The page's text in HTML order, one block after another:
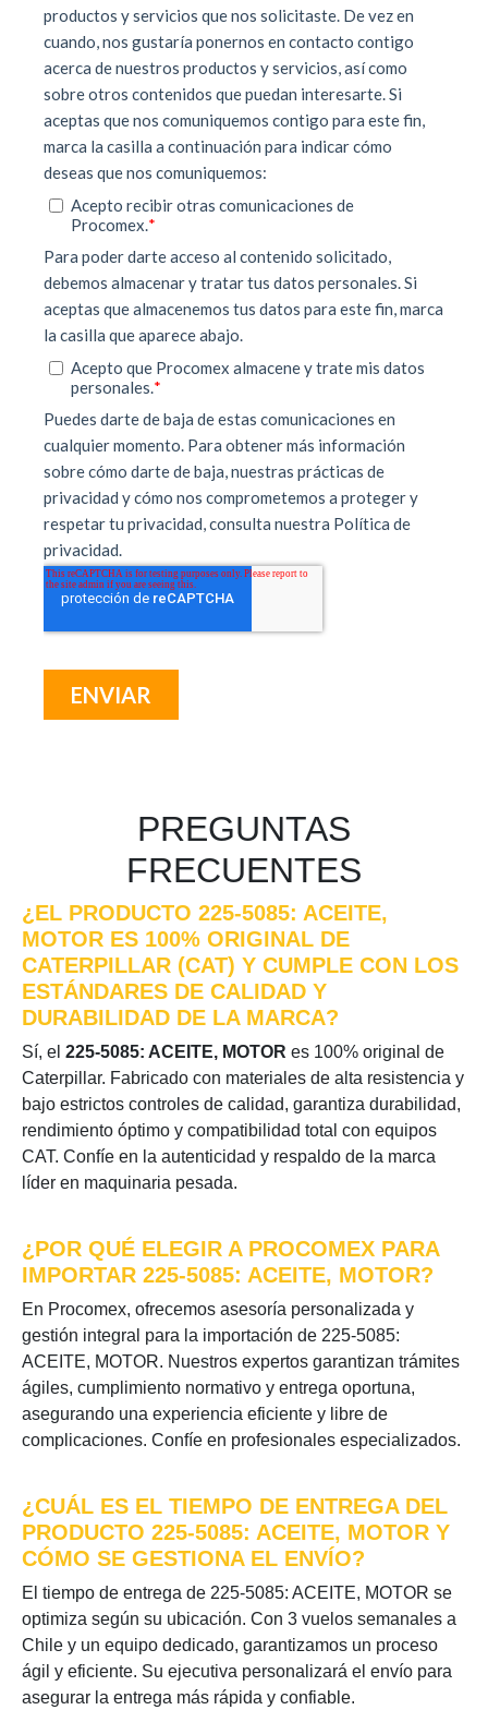
PREGUNTAS
FRECUENTES
¿EL PRODUCTO 225-5085: ACEITE,
MOTOR ES 100% ORIGINAL DE
CATERPILLAR (CAT) Y CUMPLE CON LOS
ESTÁNDARES DE CALIDAD Y
DURABILIDAD DE LA MARCA?
Sí, el 225-5085: ACEITE, MOTOR es 100% original de
Caterpillar. Fabricado con materiales de alta resistencia y
bajo estrictos controles de calidad, garantiza durabilidad,
rendimiento óptimo y compatibilidad total con equipos
CAT. Confíe en la autenticidad y respaldo de la marca
líder en maquinaria pesada.
¿POR QUÉ ELEGIR A PROCOMEX PARA
IMPORTAR 225-5085: ACEITE, MOTOR?
En Procomex, ofrecemos asesoría personalizada y
gestión integral para la importación de 225-5085:
ACEITE, MOTOR. Nuestros expertos garantizan trámites
ágiles, cumplimiento normativo y entrega oportuna,
asegurando una experiencia eficiente y libre de
complicaciones. Confíe en profesionales especializados.
¿CUÁL ES EL TIEMPO DE ENTREGA DEL
PRODUCTO 225-5085: ACEITE, MOTOR Y
CÓMO SE GESTIONA EL ENVÍO?
El tiempo de entrega de 225-5085: ACEITE, MOTOR se
optimiza según su ubicación. Con 3 vuelos semanales a
Chile y un equipo dedicado, garantizamos un proceso
ágil y eficiente. Su ejecutiva personalizará el envío para
asegurar la entrega más rápida y confiable.